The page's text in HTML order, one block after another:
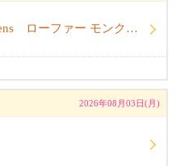
【東京で購入】Dr Martens ローファー モンクストラップ 黒 サイズ23.5cm〜24.0cm ドクターマーチン
2026年08月03日(月)